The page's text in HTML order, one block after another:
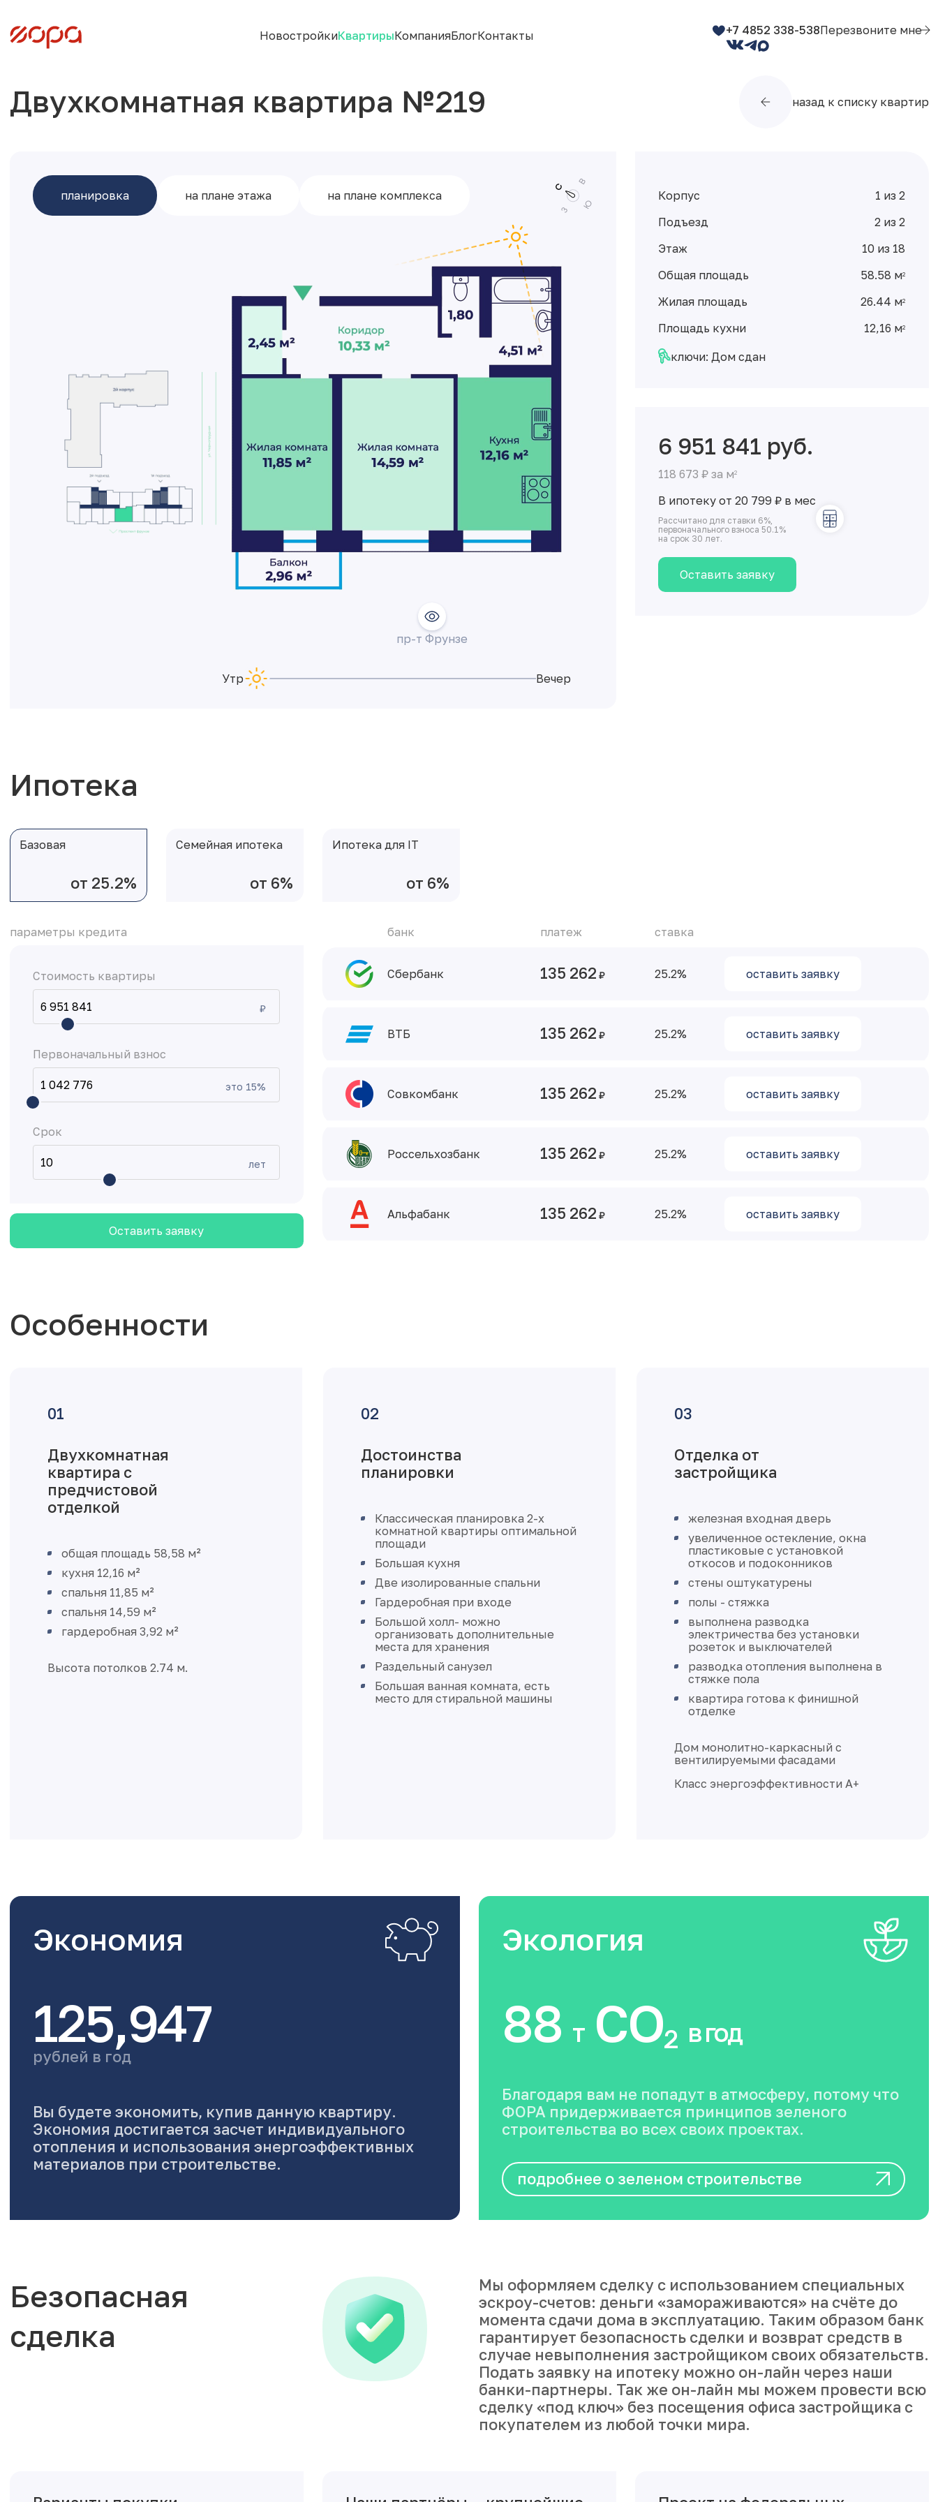
НовостройкиКвартирыКомпанияБлогКонтакты +7 4852 338-538Перезвоните мне
Двухкомнатная квартира №219 назад к списку квартир
планировка на плане этажа на плане комплекса
пр-т Фрунзе
Утро Вечер
Корпус
1 из 2
Подъезд
2 из 2
Этаж
10 из 18
Общая площадь
58.58 м2
Жилая площадь 26.44 м2
Площадь кухни 12,16 м2
ключи: Дом сдан
6 951 841 руб.
118 673 ₽ за м2
В ипотеку от 20 799₽ в мес
Рассчитано для ставки 6%,
первоначального взноса 50.1%
на срок 30 лет.
Оставить заявку
Ипотека
Базовая
от 25.2%
Семейная ипотека
от 6%
Ипотека для IT
от 6%
параметры кредита
Стоимость квартиры
₽
Первоначальный взнос
это 15%
Срок
лет
Оставить заявку
банк платеж ставка
Сбербанк 135 262 25.2 оставить заявку
ВТБ 135 262 25.2 оставить заявку
Совкомбанк 135 262 25.2 оставить заявку
Россельхозбанк 135 262 25.2 оставить заявку
Альфабанк 135 262 25.2 оставить заявку
Особенности
Двухкомнатная
квартира с
предчистовой
отделкой
общая площадь 58,58 м²
кухня 12,16 м²
спальня 11,85 м²
спальня 14,59 м²
гардеробная 3,92 м²
Высота потолков 2.74 м.
Достоинства
планировки
Классическая планировка 2-х
комнатной квартиры оптимальной
площади
Большая кухня
Две изолированные спальни
Гардеробная при входе
Большой холл- можно
организовать дополнительные
места для хранения
Раздельный санузел
Большая ванная комната, есть
место для стиральной машины
Отделка от
застройщика
железная входная дверь
увеличенное остекление, окна
пластиковые с установкой
откосов и подоконников
стены оштукатурены
полы - стяжка
выполнена разводка
электричества без установки
розеток и выключателей
разводка отопления выполнена в
стяжке пола
квартира готова к финишной
отделке
Дом монолитно-каркасный с
вентилируемыми фасадами
Класс энергоэффективности А+
Экономия
125,947
рублей в год
Вы будете экономить, купив данную квартиру.
Экономия достигается засчет индивидуального
отопления и использования энергоэффективных
материалов при строительстве.
Экология
88 тCO2 в год
Благодаря вам не попадут в атмосферу, потому что
ФОРА придерживается принципов зеленого
строительства во всех своих проектах.
подробнее о зеленом строительстве
Безопасная
сделка
Мы оформляем сделку с использованием специальных
эскроу-счетов: деньги «замораживаются» на счёте до
момента сдачи дома в эксплуатацию. Таким образом банк
гарантирует безопасность сделки и возврат средств в
случае невыполнения застройщиком своих обязательств.
Подать заявку на ипотеку можно он-лайн через наши
банки-партнеры. Так же он-лайн мы можем провести всю
сделку «под ключ» без посещения офиса застройщика с
покупателем из любой точки мира.